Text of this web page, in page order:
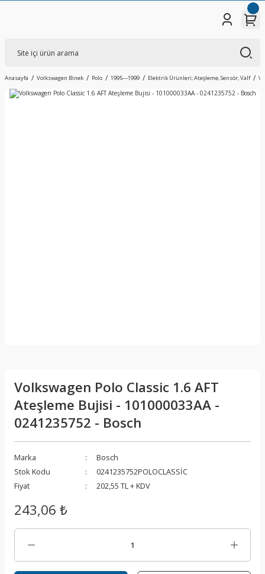
Anasayfa Volkswagen Binek Polo 1995---1999 Elektrik Ürünleri; Ateşleme, Sensör, Valf
Volkswagen Polo Classic 1.6 AFT
Ateşleme Bujisi - 101000033AA -
0241235752 - Bosch
Marka
Bosch
Stok Kodu
0241235752POLOCLASSİC
Fiyat
202,55 TL + KDV
243,06 ₺